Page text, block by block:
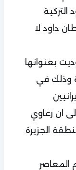
التركية
داود لا
بعنوانها
وذلك في
ان رعاوي
الجزيرة